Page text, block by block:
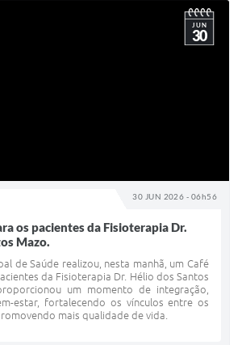
30 JUN 2026 - 06h56
JUN
30
os pacientes da Fisioterapia Dr.
Mazo.
de Saúde realizou, nesta manhã, um Café
da Fisioterapia Dr. Hélio dos Santos
um momento de integração,
estar, fortalecendo os vínculos entre os
mais qualidade de vida.